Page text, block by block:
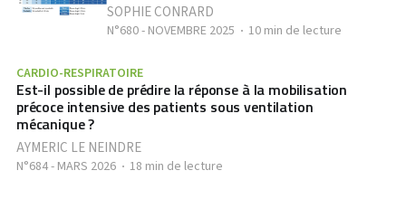
SOPHIE CONRARD
N°680 - NOVEMBRE 2025 10 min de lecture
CARDIO-RESPIRATOIRE
Est-il possible de prédire la réponse à la mobilisation
précoce intensive des patients sous ventilation
mécanique ?
AYMERIC LE NEINDRE
N°684 - MARS 2026 18 min de lecture